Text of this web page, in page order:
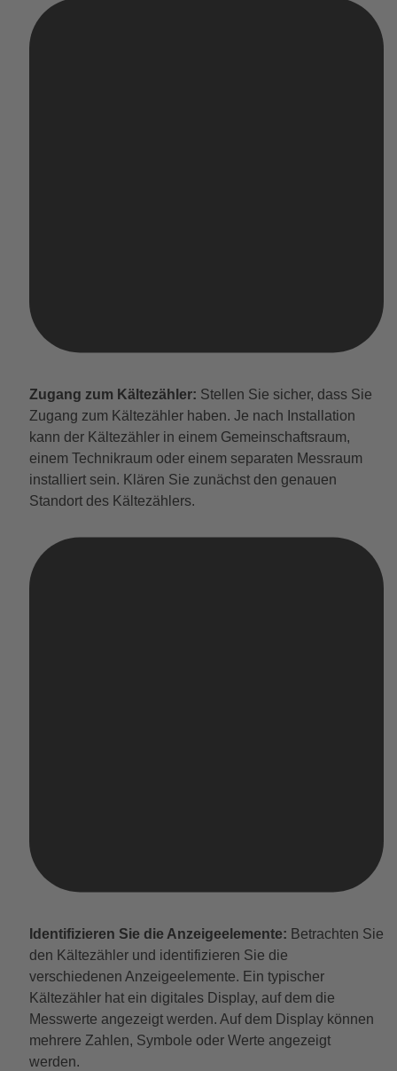
Zugang zum Kältezähler: Stellen Sie sicher, dass Sie
Zugang zum Kältezähler haben. Je nach Installation
kann der Kältezähler in einem Gemeinschaftsraum,
einem Technikraum oder einem separaten Messraum
installiert sein. Klären Sie zunächst den genauen
Standort des Kältezählers.
Identifizieren Sie die Anzeigeelemente: Betrachten Sie
den Kältezähler und identifizieren Sie die
verschiedenen Anzeigeelemente. Ein typischer
Kältezähler hat ein digitales Display, auf dem die
Messwerte angezeigt werden. Auf dem Display können
mehrere Zahlen, Symbole oder Werte angezeigt
werden.